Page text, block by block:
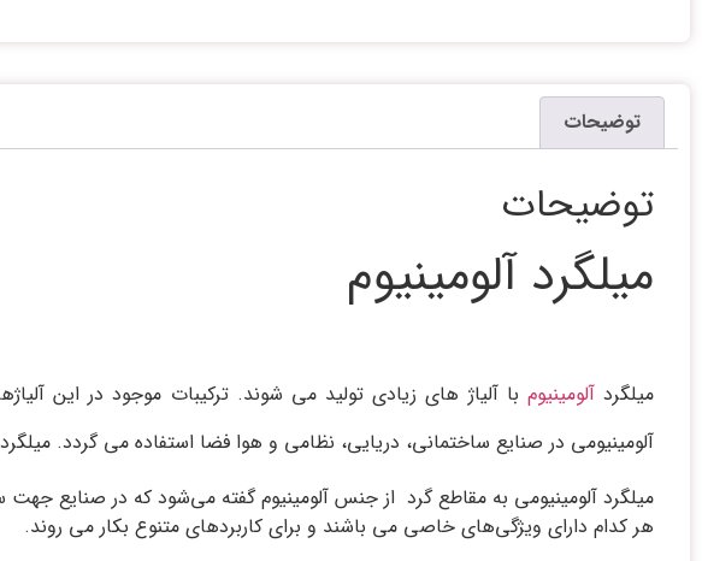
توضیحات
توضیحات
میلگرد آلومینیوم
میلگردآلومینیوم با آلیاژ های زیادی تولید می شوند. ترکیبات موجود در این
آلومینیومی در صنایع ساختمانی، دریایی، نظامی و هوا فضا استفاده می گردد.
میلگرد آلومینیومی به مقاطع گرد از جنس آلومینیوم گفته می‌شود که در صنایع
هر کدام دارای ویژگی‌های خاصی می باشند و برای کاربردهای متنوع بکار می روند.